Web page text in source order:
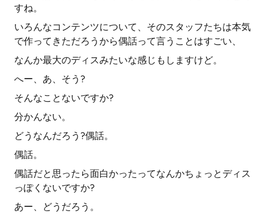
すね。
いろんなコンテンツについて、そのスタッフたちは本気
で作ってきただろうから偶話って言うことはすごい、
なんか最大のディスみたいな感じもしますけど。
へー、あ、そう?
そんなことないですか?
分かんない。
どうなんだろう?偶話。
偶話。
偶話だと思ったら面白かったってなんかちょっとディス
っぽくないですか?
あー、どうだろう。